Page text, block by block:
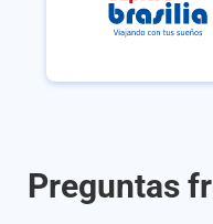
Preguntas